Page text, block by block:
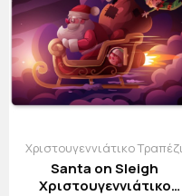
Χριστουγεννιάτικο Τραπέζι
Santa on Sleigh
Χριστουγεννιάτικο